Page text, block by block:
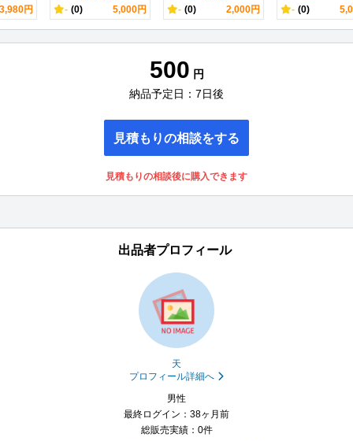
3,980円 - (0) 5,000円 - (0) 2,000円 - (0)
500 円
納品予定日：7日後
見積もりの相談をする
見積もりの相談後に購入できます
出品者プロフィール
天
プロフィール詳細へ
男性
最終ログイン：38ヶ月前
総販売実績：0件